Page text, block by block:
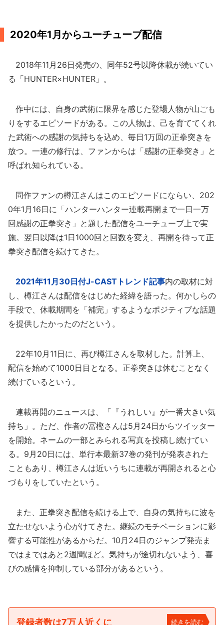
2020年1月からユーチューブ配信
2018年11月26日発売の、同年52号以降休載が続いてい
る「HUNTER×HUNTER」。
作中には、自身の武術に限界を感じた登場人物が山ごも
りをするエピソードがある。この人物は、己を育ててくれ
た武術への感謝の気持ちを込め、毎日1万回の正拳突きを
放つ。一連の修行は、ファンからは「感謝の正拳突き」と
呼ばれ知られている。
同作ファンの樽江さんはこのエピソードにならい、202
0年1月16日に「ハンターハンター連載再開まで一日一万
回感謝の正拳突き」と題した配信をユーチューブ上で実
施。翌日以降は1日1000回と回数を変え、再開を待って正
拳突き配信を続けてきた。
2021年11月30日付J-CASTトレンド記事内の取材に対
し、樽江さんは配信をはじめた経緯を語った。何かしらの
手段で、休載期間を「補完」するようなポジティブな話題
を提供したかったのだという。
22年10月11日に、再び樽江さんを取材した。計算上、
配信を始めて1000日目となる。正拳突きは休むことなく
続けているという。
連載再開のニュースは、「『うれしい』が一番大きい気
持ち」。ただ、作者の冨樫さんは5月24日からツイッター
を開始。ネームの一部とみられる写真を投稿し続けてい
る。9月20日には、単行本最新37巻の発刊が発表された
こともあり、樽江さんは近いうちに連載が再開されると心
づもりをしていたという。
また、正拳突き配信を続ける上で、自身の気持ちに波を
立たせないよう心がけてきた。継続のモチベーションに影
響する可能性があるからだ。10月24日のジャンプ発売ま
ではまではあと2週間ほど。気持ちが途切れないよう、喜
びの感情を抑制している部分があるという。
登録者数は7万人近くに 続きを読む